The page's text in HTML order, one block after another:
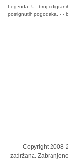
Legenda: U - broj
postignutih pogodaka, - -
Copyright 2008-
zadržana.